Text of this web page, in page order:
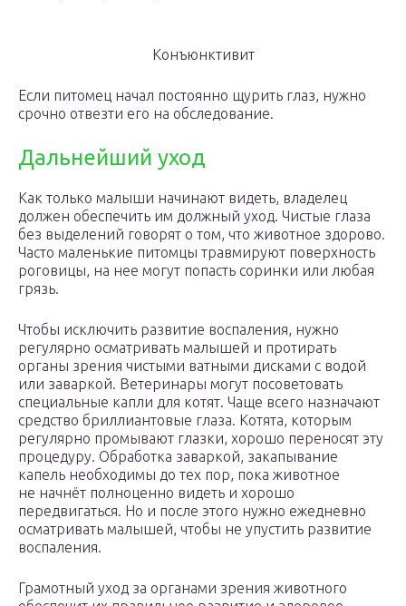
Конъюнктивит
Если питомец начал постоянно щурить глаз, нужно
срочно отвезти его на обследование.
Дальнейший уход
Как только малыши начинают видеть, владелец
должен обеспечить им должный уход. Чистые глаза
без выделений говорят о том, что животное здорово.
Часто маленькие питомцы травмируют поверхность
роговицы, на нее могут попасть соринки или любая
грязь.
Чтобы исключить развитие воспаления, нужно
регулярно осматривать малышей и протирать
органы зрения чистыми ватными дисками с водой
или заваркой. Ветеринары могут посоветовать
специальные капли для котят. Чаще всего назначают
средство бриллиантовые глаза. Котята, которым
регулярно промывают глазки, хорошо переносят эту
процедуру. Обработка заваркой, закапывание
капель необходимы до тех пор, пока животное
не начнёт полноценно видеть и хорошо
передвигаться. Но и после этого нужно ежедневно
осматривать малышей, чтобы не упустить развитие
воспаления.
Грамотный уход за органами зрения животного